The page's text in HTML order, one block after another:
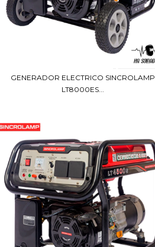
GENERADOR ELECTRICO SINCROLAMP
LT8000ES...